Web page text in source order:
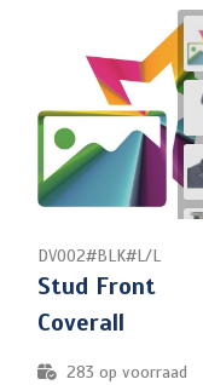
DV002#BLK#L/L
Stud Front
Coverall
283 op voorraad